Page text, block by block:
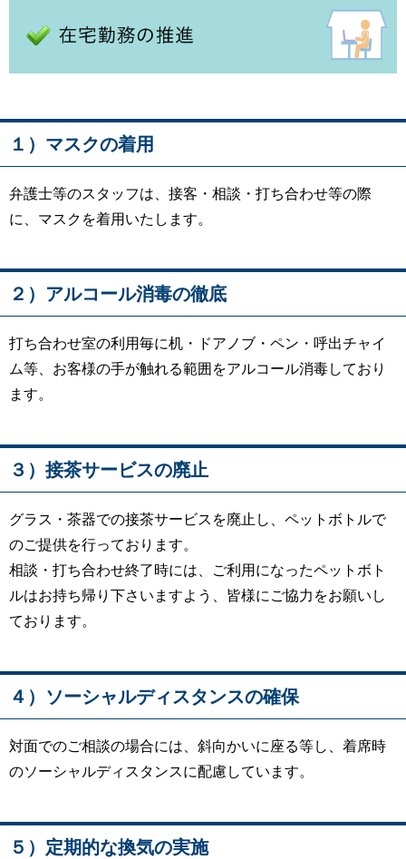
１）マスクの着用
弁護士等のスタッフは、接客・相談・打ち合わせ等の際
に、マスクを着用いたします。
２）アルコール消毒の徹底
打ち合わせ室の利用毎に机・ドアノブ・ペン・呼出チャイ
ム等、お客様の手が触れる範囲をアルコール消毒しており
ます。
３）接茶サービスの廃止
グラス・茶器での接茶サービスを廃止し、ペットボトルで
のご提供を行っております。
相談・打ち合わせ終了時には、ご利用になったペットボト
ルはお持ち帰り下さいますよう、皆様にご協力をお願いし
ております。
４）ソーシャルディスタンスの確保
対面でのご相談の場合には、斜向かいに座る等し、着席時
のソーシャルディスタンスに配慮しています。
５）定期的な換気の実施